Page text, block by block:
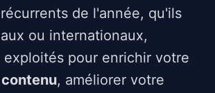
de l'année, qu'ils
ou internationaux,
pour enrichir votre
, améliorer votre